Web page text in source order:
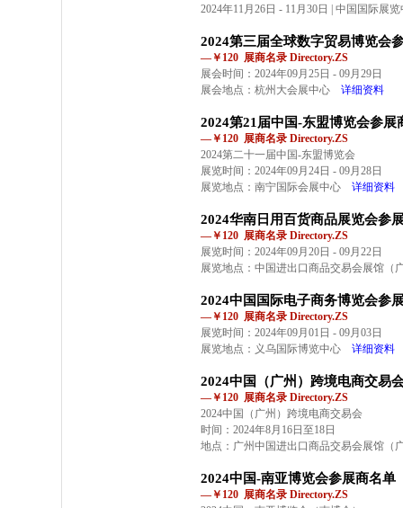
2024年11月26日 - 11月30日 | 中国国际展
2024第三届全球数字贸易博览会
—￥120 展商名录 Directory.ZS
展会时间：2024年09月25日 - 09月29日
展会地点：杭州大会展中心
详细资料
2024第21届中国-东盟博览会参展
—￥120 展商名录 Directory.ZS
2024第二十一届中国-东盟博览会
展览时间：2024年09月24日 - 09月28日
展览地点：南宁国际会展中心
详细资料
2024华南日用百货商品展览会参
—￥120 展商名录 Directory.ZS
展览时间：2024年09月20日 - 09月22日
展览地点：中国进出口商品交易会展馆（
2024中国国际电子商务博览会参
—￥120 展商名录 Directory.ZS
展览时间：2024年09月01日 - 09月03日
展览地点：义乌国际博览中心
详细资料
2024中国（广州）跨境电商交易
—￥120 展商名录 Directory.ZS
2024中国（广州）跨境电商交易会
时间：2024年8月16日至18日
地点：广州中国进出口商品交易会展馆（
2024中国-南亚博览会参展商名单
—￥120 展商名录 Directory.ZS